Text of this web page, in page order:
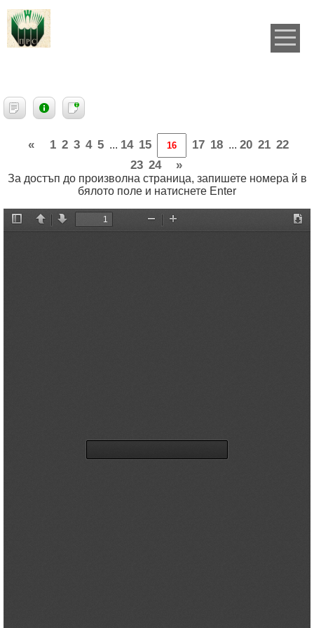
« 1 2 3 4 5 ... 14 15 17 18 ... 20 21 22
23 24 »
За достъп до произволна страница, запишете номера й в
бялото поле и натиснете Enter